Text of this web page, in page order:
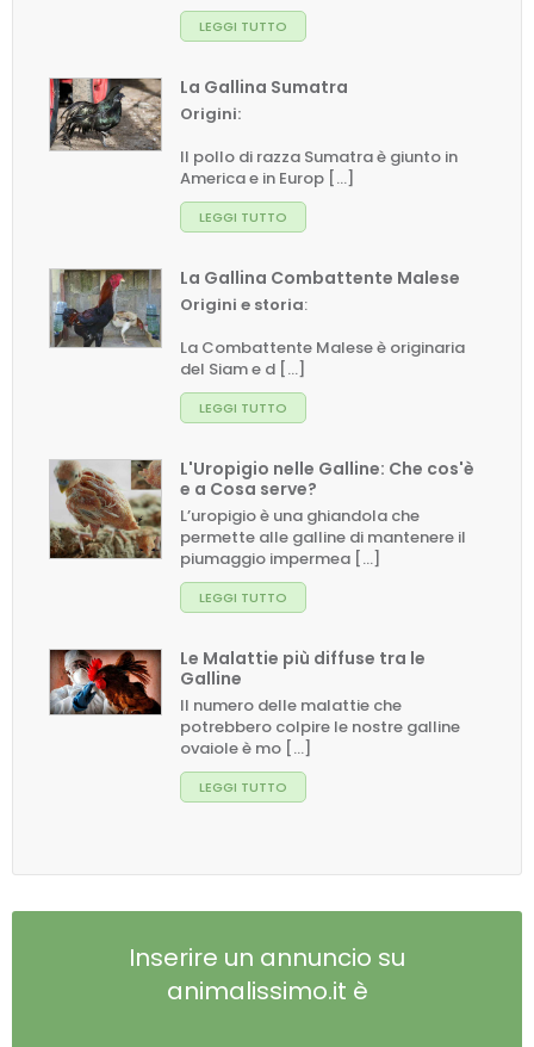
LEGGI TUTTO
La Gallina Sumatra
Origini:
Il pollo di razza Sumatra è giunto in
America e in Europ [...]
LEGGI TUTTO
La Gallina Combattente Malese
Origini e storia:
La Combattente Malese è originaria
del Siam e d [...]
LEGGI TUTTO
L'Uropigio nelle Galline: Che cos'è
e a Cosa serve?
L’uropigio è una ghiandola che
permette alle galline di mantenere il
piumaggio impermea [...]
LEGGI TUTTO
Le Malattie più diffuse tra le
Galline
Il numero delle malattie che
potrebbero colpire le nostre galline
ovaiole è mo [...]
LEGGI TUTTO
Inserire un annuncio su
animalissimo.it è